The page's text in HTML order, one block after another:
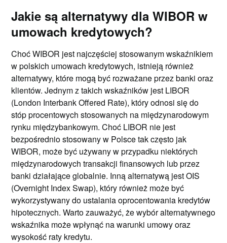
Jakie są alternatywy dla WIBOR w
umowach kredytowych?
Choć WIBOR jest najczęściej stosowanym wskaźnikiem
w polskich umowach kredytowych, istnieją również
alternatywy, które mogą być rozważane przez banki oraz
klientów. Jednym z takich wskaźników jest LIBOR
(London Interbank Offered Rate), który odnosi się do
stóp procentowych stosowanych na międzynarodowym
rynku międzybankowym. Choć LIBOR nie jest
bezpośrednio stosowany w Polsce tak często jak
WIBOR, może być używany w przypadku niektórych
międzynarodowych transakcji finansowych lub przez
banki działające globalnie. Inną alternatywą jest OIS
(Overnight Index Swap), który również może być
wykorzystywany do ustalania oprocentowania kredytów
hipotecznych. Warto zauważyć, że wybór alternatywnego
wskaźnika może wpłynąć na warunki umowy oraz
wysokość raty kredytu.